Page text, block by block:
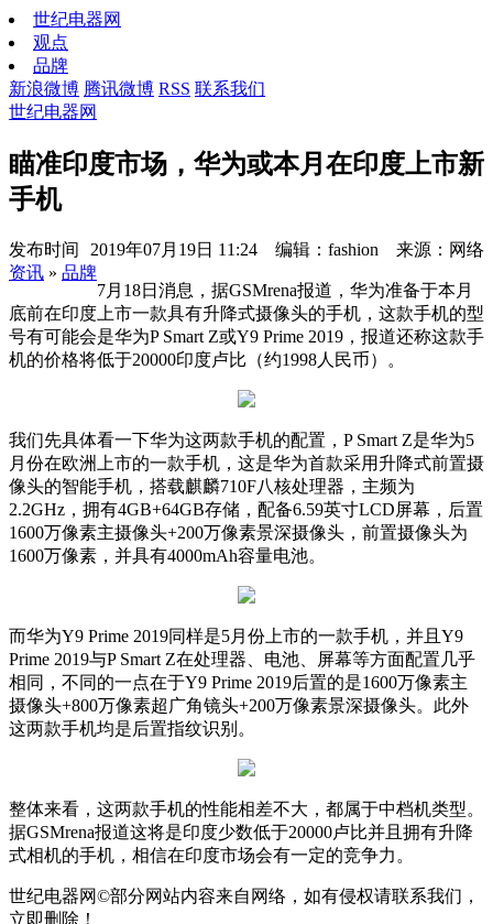
世纪电器网
观点
品牌
新浪微博 腾讯微博 RSS 联系我们
世纪电器网
瞄准印度市场，华为或本月在印度上市新
手机
发布时间
2019年07月19日 11:24 编辑：fashion 来源：网络
资讯 » 品牌
7月18日消息，据GSMrena报道，华为准备于本月
底前在印度上市一款具有升降式摄像头的手机，这款手机的型
号有可能会是华为P Smart Z或Y9 Prime 2019，报道还称这款手
机的价格将低于20000印度卢比（约1998人民币）。
我们先具体看一下华为这两款手机的配置，P Smart Z是华为5
月份在欧洲上市的一款手机，这是华为首款采用升降式前置摄
像头的智能手机，搭载麒麟710F八核处理器，主频为
2.2GHz，拥有4GB+64GB存储，配备6.59英寸LCD屏幕，后置
1600万像素主摄像头+200万像素景深摄像头，前置摄像头为
1600万像素，并具有4000mAh容量电池。
而华为Y9 Prime 2019同样是5月份上市的一款手机，并且Y9
Prime 2019与P Smart Z在处理器、电池、屏幕等方面配置几乎
相同，不同的一点在于Y9 Prime 2019后置的是1600万像素主
摄像头+800万像素超广角镜头+200万像素景深摄像头。此外
这两款手机均是后置指纹识别。
整体来看，这两款手机的性能相差不大，都属于中档机类型。
据GSMrena报道这将是印度少数低于20000卢比并且拥有升降
式相机的手机，相信在印度市场会有一定的竞争力。
世纪电器网©部分网站内容来自网络，如有侵权请联系我们，
立即删除！